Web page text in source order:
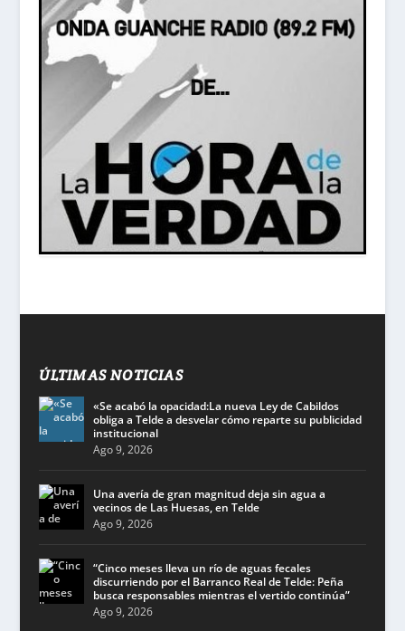
ÚLTIMAS NOTICIAS
«Se acabó la opacidad:La nueva Ley de Cabildos
obliga a Telde a desvelar cómo reparte su publicidad
institucional
Ago 9, 2026
Una avería de gran magnitud deja sin agua a
vecinos de Las Huesas, en Telde
Ago 9, 2026
“Cinco meses lleva un río de aguas fecales
discurriendo por el Barranco Real de Telde: Peña
busca responsables mientras el vertido continúa”
Ago 9, 2026